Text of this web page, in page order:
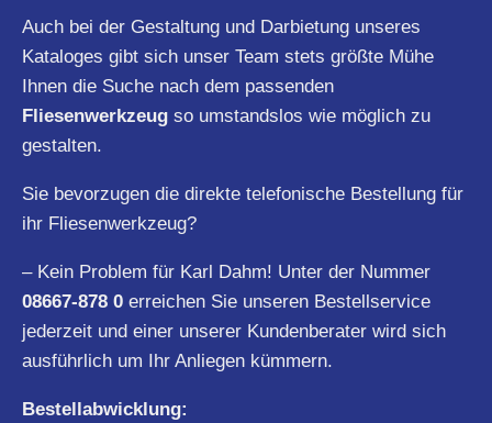
Auch bei der Gestaltung und Darbietung unseres
Kataloges gibt sich unser Team stets größte Mühe
Ihnen die Suche nach dem passenden
Fliesenwerkzeug so umstandslos wie möglich zu
gestalten.
Sie bevorzugen die direkte telefonische Bestellung für
ihr Fliesenwerkzeug?
– Kein Problem für Karl Dahm! Unter der Nummer
08667-878 0 erreichen Sie unseren Bestellservice
jederzeit und einer unserer Kundenberater wird sich
ausführlich um Ihr Anliegen kümmern.
Bestellabwicklung: